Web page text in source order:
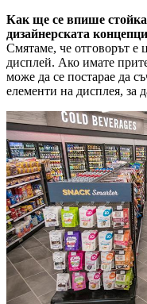
Как ще се впише
дизайнерската
Смятаме, че отговорът е
дисплей. Ако имате
може да се постарае да
елементи на дисплея, за